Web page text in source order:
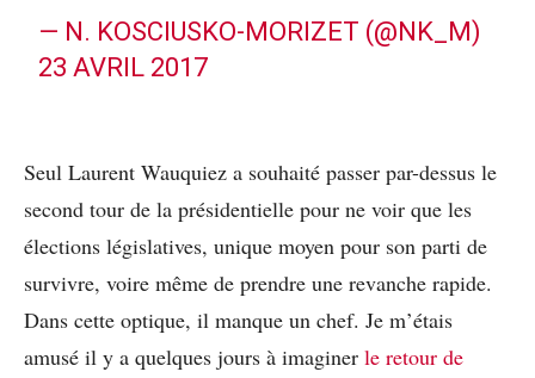
— N. KOSCIUSKO-MORIZET (@NK_M)
23 AVRIL 2017
Seul Laurent Wauquiez a souhaité passer par-dessus le
second tour de la présidentielle pour ne voir que les
élections législatives, unique moyen pour son parti de
survivre, voire même de prendre une revanche rapide.
Dans cette optique, il manque un chef. Je m’étais
amusé il y a quelques jours à imaginer le retour de